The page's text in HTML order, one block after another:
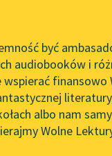
API
OAI-PMH
Widget
być
audiobooków i
finansowo
albo nam
Wolne